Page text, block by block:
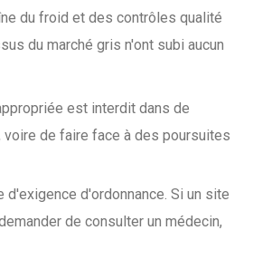
du froid et des contrôles qualité
du marché gris n'ont subi aucun
est interdit dans de
de faire face à des poursuites
d'ordonnance. Si un site
de consulter un médecin,